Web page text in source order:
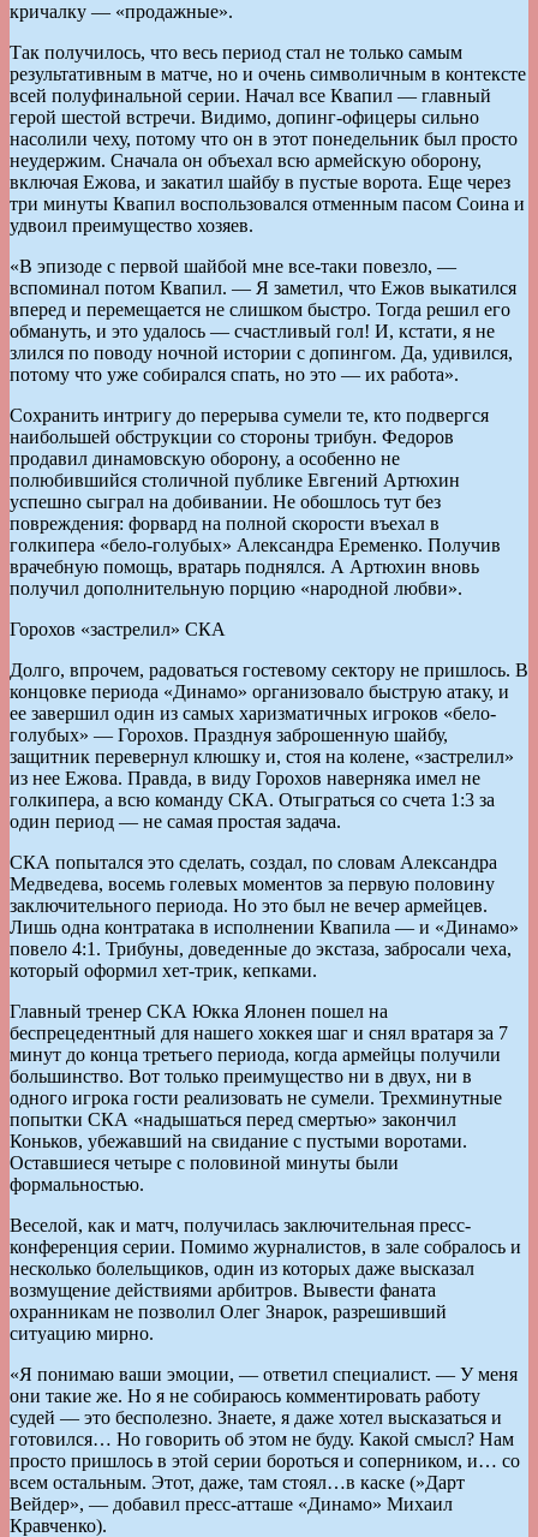
кричалку — «продажные».
Так получилось, что весь период стал не только самым
результативным в матче, но и очень символичным в контексте
всей полуфинальной серии. Начал все Квапил — главный
герой шестой встречи. Видимо, допинг-офицеры сильно
насолили чеху, потому что он в этот понедельник был просто
неудержим. Сначала он объехал всю армейскую оборону,
включая Ежова, и закатил шайбу в пустые ворота. Еще через
три минуты Квапил воспользовался отменным пасом Соина и
удвоил преимущество хозяев.
«В эпизоде с первой шайбой мне все-таки повезло, —
вспоминал потом Квапил. — Я заметил, что Ежов выкатился
вперед и перемещается не слишком быстро. Тогда решил его
обмануть, и это удалось — счастливый гол! И, кстати, я не
злился по поводу ночной истории с допингом. Да, удивился,
потому что уже собирался спать, но это — их работа».
Сохранить интригу до перерыва сумели те, кто подвергся
наибольшей обструкции со стороны трибун. Федоров
продавил динамовскую оборону, а особенно не
полюбившийся столичной публике Евгений Артюхин
успешно сыграл на добивании. Не обошлось тут без
повреждения: форвард на полной скорости въехал в
голкипера «бело-голубых» Александра Еременко. Получив
врачебную помощь, вратарь поднялся. А Артюхин вновь
получил дополнительную порцию «народной любви».
Горохов «застрелил» СКА
Долго, впрочем, радоваться гостевому сектору не пришлось. В
концовке периода «Динамо» организовало быструю атаку, и
ее завершил один из самых харизматичных игроков «бело-
голубых» — Горохов. Празднуя заброшенную шайбу,
защитник перевернул клюшку и, стоя на колене, «застрелил»
из нее Ежова. Правда, в виду Горохов наверняка имел не
голкипера, а всю команду СКА. Отыграться со счета 1:3 за
один период — не самая простая задача.
СКА попытался это сделать, создал, по словам Александра
Медведева, восемь голевых моментов за первую половину
заключительного периода. Но это был не вечер армейцев.
Лишь одна контратака в исполнении Квапила — и «Динамо»
повело 4:1. Трибуны, доведенные до экстаза, забросали чеха,
который оформил хет-трик, кепками.
Главный тренер СКА Юкка Ялонен пошел на
беспрецедентный для нашего хоккея шаг и снял вратаря за 7
минут до конца третьего периода, когда армейцы получили
большинство. Вот только преимущество ни в двух, ни в
одного игрока гости реализовать не сумели. Трехминутные
попытки СКА «надышаться перед смертью» закончил
Коньков, убежавший на свидание с пустыми воротами.
Оставшиеся четыре с половиной минуты были
формальностью.
Веселой, как и матч, получилась заключительная пресс-
конференция серии. Помимо журналистов, в зале собралось и
несколько болельщиков, один из которых даже высказал
возмущение действиями арбитров. Вывести фаната
охранникам не позволил Олег Знарок, разрешивший
ситуацию мирно.
«Я понимаю ваши эмоции, — ответил специалист. — У меня
они такие же. Но я не собираюсь комментировать работу
судей — это бесполезно. Знаете, я даже хотел высказаться и
готовился… Но говорить об этом не буду. Какой смысл? Нам
просто пришлось в этой серии бороться и соперником, и… со
всем остальным. Этот, даже, там стоял…в каске (»Дарт
Вейдер», — добавил пресс-атташе «Динамо» Михаил
Кравченко).